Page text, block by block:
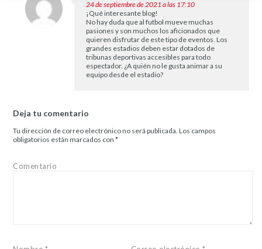
24 de septiembre de 2021 a las 17:10
¡Qué interesante blog!
No hay duda que al futbol mueve muchas
pasiones y son muchos los aficionados que
quieren disfrutar de este tipo de eventos. Los
grandes estadios deben estar dotados de
tribunas deportivas accesibles para todo
espectador. ¿A quién no le gusta animar a su
equipo desde el estadio?
Deja tu comentario
Tu dirección de correo electrónico no será publicada. Los campos
obligatorios están marcados con*
Comentario